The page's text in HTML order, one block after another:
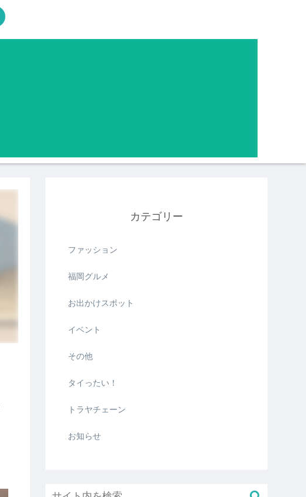
カテゴリー
ファッション
福岡グルメ
お出かけスポット
イベント
その他
タイったい！
トラヤチェーン
お知らせ